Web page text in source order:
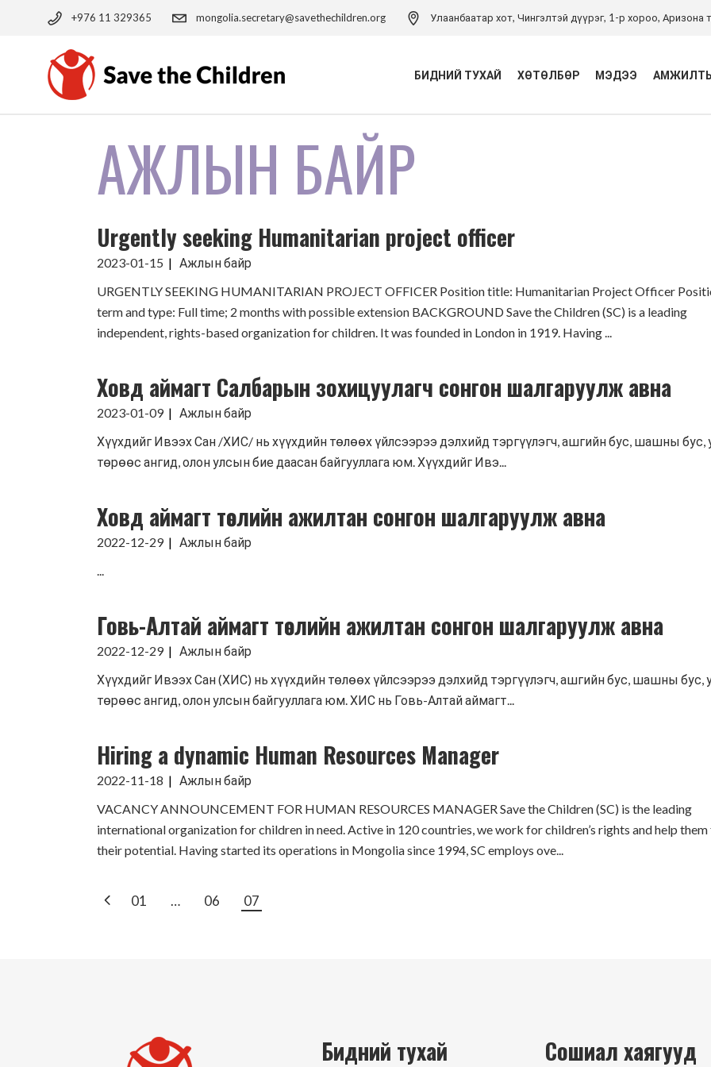
+976 11 329365 mongolia.secretary@savethechildren.org Улаанбаатар хот, Чингэлтэй дүүрэг, 1-р хороо, Аризона
БИДНИЙ ТУХАЙ
Үйл ажиллагаа
Удирдлагын баг
Тэмдэглэлт ой
Холбоо барих
ХӨТӨЛБӨР
Хүүхдийн эрхийн засаглал
Хүүхдийн ядуурлыг
бууруулах хөтөлбөр
Хүмүүнлэгийн тусламж/Уур
амьсгалын өөрчлөлтийн
Кампанит ажил
Хэрэгжүүлсэн төслүүд
МЭДЭЭ
АЖЛЫН БАЙР
Urgently seeking Humanitarian project officer
2023-01-15
Ажлын байр
URGENTLY SEEKING HUMANITARIAN PROJECT OFFICER Position title: Humanitarian Project Officer
term and type: Full time; 2 months with possible extension BACKGROUND Save the Children (SC) is a leading
independent, rights-based organization for children. It was founded in London in 1919. Having ...
Ховд аймагт Салбарын зохицуулагч сонгон шалгаруулж авна
2023-01-09
Ажлын байр
Хүүхдийг Ивээх Сан /ХИС/ нь хүүхдийн төлөөх үйлсээрээ дэлхийд тэргүүлэгч, ашгийн бус, шашны бус,
төрөөс ангид, олон улсын бие даасан байгууллага юм. Хүүхдийг Ивэ...
Ховд аймагт төслийн ажилтан сонгон шалгаруулж авна
2022-12-29
Ажлын байр
...
Говь-Алтай аймагт төслийн ажилтан сонгон шалгаруулж авна
2022-12-29
Ажлын байр
Хүүхдийг Ивээх Сан (ХИС) нь хүүхдийн төлөөх үйлсээрээ дэлхийд тэргүүлэгч, ашгийн бус, шашны бус,
төрөөс ангид, олон улсын байгууллага юм. ХИС нь Говь-Алтай аймагт...
Hiring a dynamic Human Resources Manager
2022-11-18
Ажлын байр
VACANCY ANNOUNCEMENT FOR HUMAN RESOURCES MANAGER Save the Children (SC) is the leading
international organization for children in need. Active in 120 countries, we work for children’s rights and help
their potential. Having started its operations in Mongolia since 1994, SC employs ove...
POSTS
01 … 06 07
Бидний тухай Сошиал хаягууд